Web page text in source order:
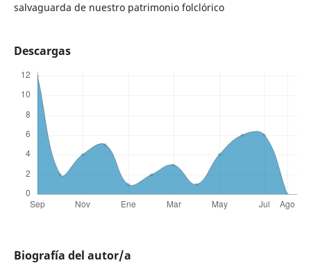
salvaguarda de nuestro patrimonio folclórico
Descargas
Biografía del autor/a